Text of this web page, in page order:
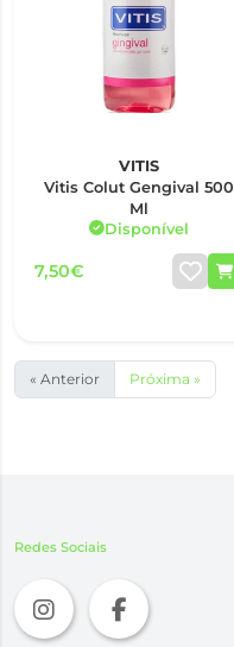
VITIS
Vitis Colut Gengival 500
Ml
Disponível
7,50€
« Anterior Próxima »
Redes Sociais